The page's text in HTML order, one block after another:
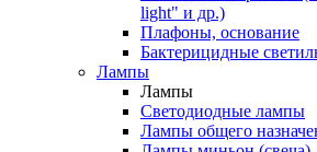
light" и др.)
Плафоны, основание
Бактерицидные
Лампы
Лампы
Светодиодные лампы
Лампы общего